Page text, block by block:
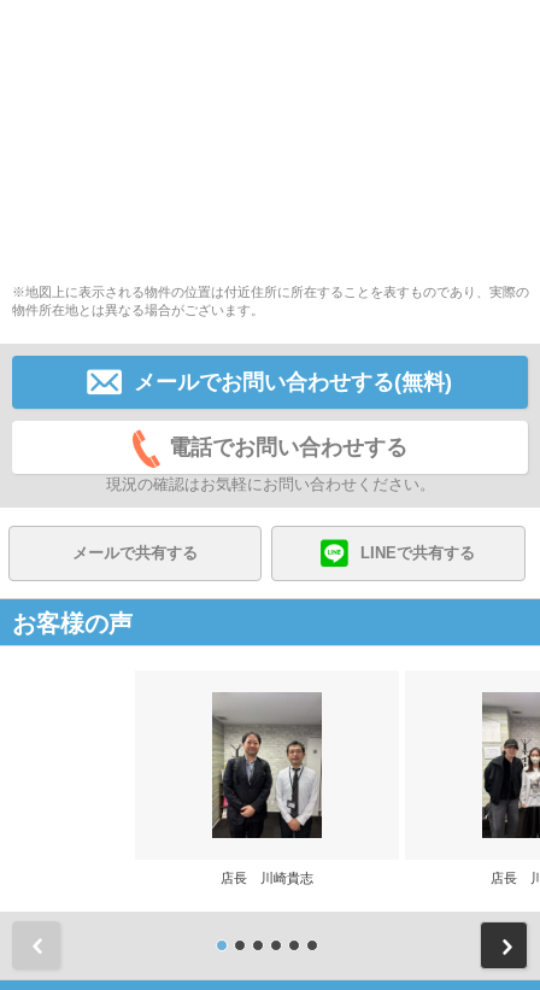
※地図上に表示される物件の位置は付近住所に所在することを表すものであり、実際の
物件所在地とは異なる場合がございます。
メールでお問い合わせする(無料)
電話でお問い合わせする
現況の確認はお気軽にお問い合わせください。
メールで共有する LINEで共有する
お客様の声
店長 川崎貴志 店長